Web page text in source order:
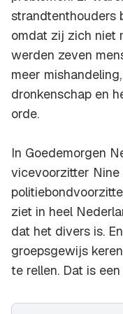
strandtenthouders
omdat zij zich niet
werden zeven
meer
dronkenschap en
orde.
In Goedemorgen
vicevoorzitter Nine
ziet in heel
dat het divers is.
groepsgewijs
te rellen. Dat is